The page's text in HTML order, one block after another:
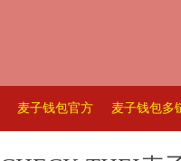
麦子钱包官方 麦子钱包多